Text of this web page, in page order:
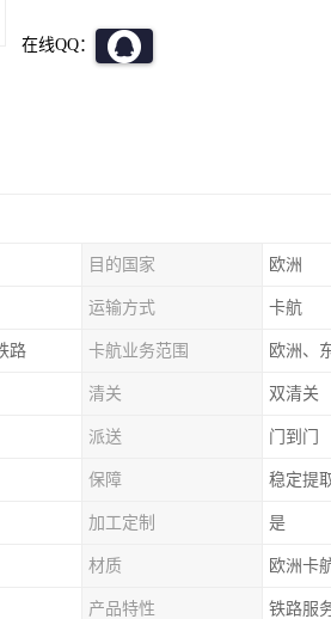
在线QQ：
目的国家 欧洲
运输方式 卡航
路 卡航业务范围 欧洲、
清关 双清关
派送 门到门
保障 稳定提
加工定制 是
材质 欧洲卡
产品特性 铁路服